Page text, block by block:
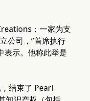
：一家为支
公司，”首席执行
示。他称此举是
结束了 Pearl